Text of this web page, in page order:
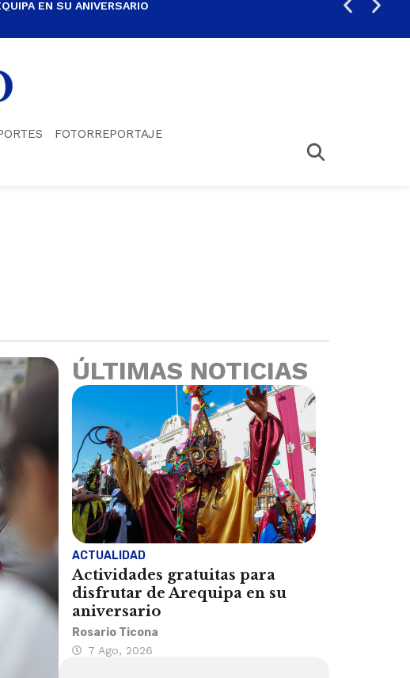
EN SU ANIVERSARIO
FOTORREPORTAJE
ÚLTIMAS NOTICIAS
ACTUALIDAD
Actividades gratuitas para
disfrutar de Arequipa en su
aniversario
Rosario Ticona
7 Ago, 2026